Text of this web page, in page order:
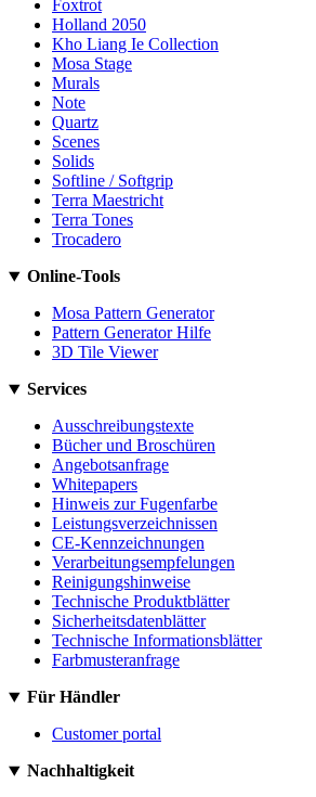
Foxtrot
Holland 2050
Kho Liang Ie Collection
Mosa Stage
Murals
Note
Quartz
Scenes
Solids
Softline / Softgrip
Terra Maestricht
Terra Tones
Trocadero
Online-Tools
Mosa Pattern Generator
Pattern Generator Hilfe
3D Tile Viewer
Services
Ausschreibungstexte
Bücher und Broschüren
Angebotsanfrage
Whitepapers
Hinweis zur Fugenfarbe
Leistungsverzeichnissen
CE-Kennzeichnungen
Verarbeitungsempfelungen
Reinigungshinweise
Technische Produktblätter
Sicherheitsdatenblätter
Technische Informationsblätter
Farbmusteranfrage
Für Händler
Customer portal
Nachhaltigkeit